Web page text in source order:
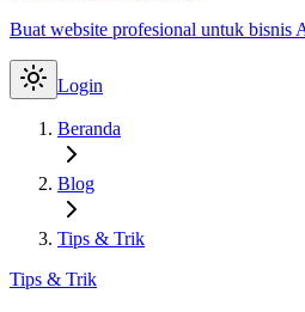
Buat website profesional untuk bisnis
Login
Beranda
Blog
Tips & Trik
Tips & Trik